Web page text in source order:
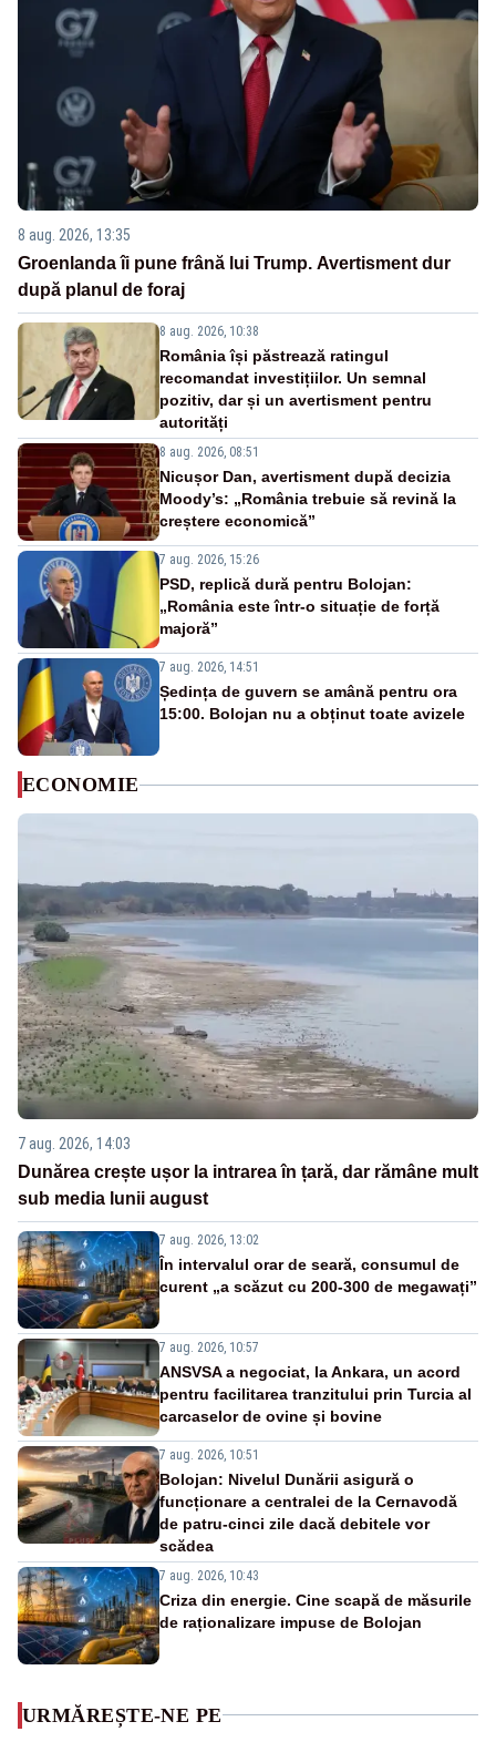
8 aug. 2026, 13:35
Groenlanda îi pune frână lui Trump. Avertisment dur
după planul de foraj
8 aug. 2026, 10:38
România își păstrează ratingul
recomandat investițiilor. Un semnal
pozitiv, dar și un avertisment pentru
autorități
8 aug. 2026, 08:51
Nicușor Dan, avertisment după decizia
Moody’s: „România trebuie să revină la
creștere economică”
7 aug. 2026, 15:26
PSD, replică dură pentru Bolojan:
„România este într-o situație de forță
majoră”
7 aug. 2026, 14:51
Ședința de guvern se amână pentru ora
15:00. Bolojan nu a obținut toate avizele
ECONOMIE
7 aug. 2026, 14:03
Dunărea crește ușor la intrarea în țară, dar rămâne mult
sub media lunii august
7 aug. 2026, 13:02
În intervalul orar de seară, consumul de
curent „a scăzut cu 200-300 de megawați”
7 aug. 2026, 10:57
ANSVSA a negociat, la Ankara, un acord
pentru facilitarea tranzitului prin Turcia al
carcaselor de ovine și bovine
7 aug. 2026, 10:51
Bolojan: Nivelul Dunării asigură o
funcționare a centralei de la Cernavodă
de patru-cinci zile dacă debitele vor
scădea
7 aug. 2026, 10:43
Criza din energie. Cine scapă de măsurile
de raționalizare impuse de Bolojan
URMĂREȘTE-NE PE